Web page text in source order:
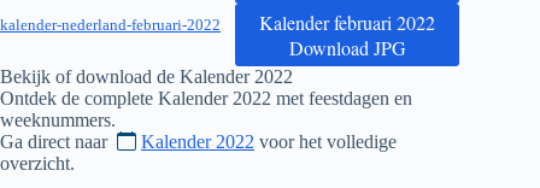
kalender-nederland-februari-2022
Kalender februari 2022
Download JPG
Bekijk of download de Kalender 2022
Ontdek de complete Kalender 2022 met feestdagen en
weeknummers.
Ga direct naar
Kalender 2022 voor het volledige
overzicht.